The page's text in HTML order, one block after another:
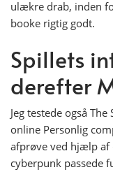
ulækre drab, inden
booke rigtig godt.
Spillets
derefter
Jeg testede også
online Personlig
afprøve ved hjælp af
cyberpunk passede